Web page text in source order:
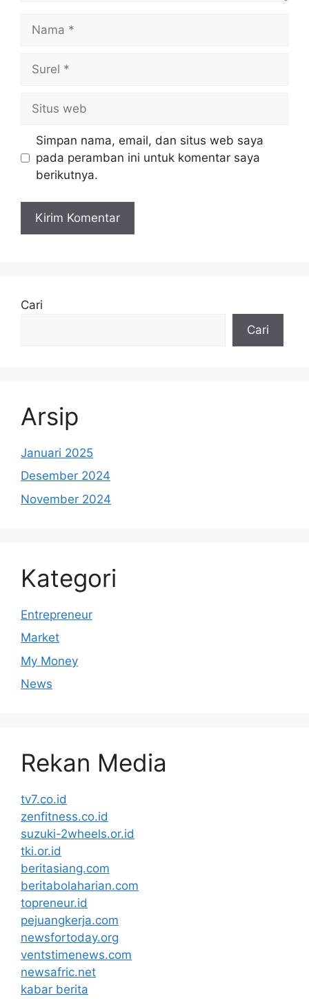
Nama
Surel
Situs
web
Simpan nama, email, dan situs web saya
pada peramban ini untuk komentar saya
berikutnya.
Cari
Cari
Arsip
Januari 2025
Desember 2024
November 2024
Kategori
Entrepreneur
Market
My Money
News
Rekan Media
tv7.co.id
zenfitness.co.id
suzuki-2wheels.or.id
tki.or.id
beritasiang.com
beritabolaharian.com
topreneur.id
pejuangkerja.com
newsfortoday.org
ventstimenews.com
newsafric.net
kabar berita